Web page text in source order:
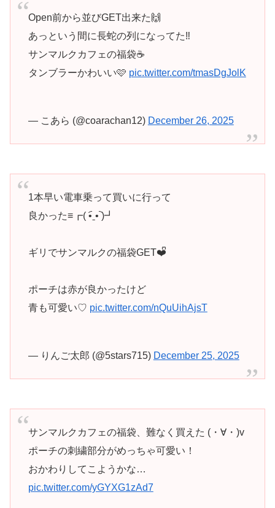
Open前から並びGET出来た🙌
あっという間に長蛇の列になってた‼️
サンマルクカフェの福袋☕️
タンブラーかわいい🩷 pic.twitter.com/tmasDgJolK
— こあら (@coarachan12) December 26, 2025
1本早い電車乗って買いに行って
良かった≡┏( •︠ˍ•︡ )┛
ギリでサンマルクの福袋GET❤️ᩚ
ポーチは赤が良かったけど
青も可愛い♡ pic.twitter.com/nQuUihAjsT
— りんご太郎 (@5stars715) December 25, 2025
サンマルクカフェの福袋、難なく買えた (・∀・)v
ポーチの刺繍部分がめっちゃ可愛い！
おかわりしてこようかな…
pic.twitter.com/yGYXG1zAd7